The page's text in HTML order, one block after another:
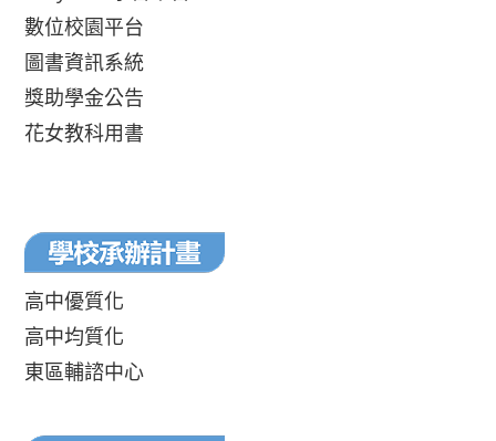
數位校園平台
圖書資訊系統
獎助學金公告
花女教科用書
高中優質化
高中均質化
東區輔諮中心